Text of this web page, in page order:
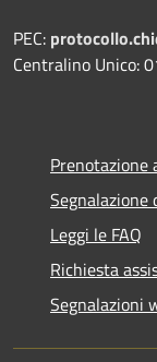
PEC:
Centralino Unico:
Prenotazione
Segnalazione
Leggi le FAQ
Richiesta
Segnalazioni